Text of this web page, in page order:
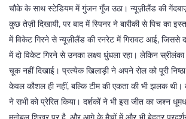
चौके के साथ स्टेडियम में गुंजन गूँज उठा। न्यूज़ीलैंड की
कुछ तेज़ी दिखायी, पर बाद में स्पिनर ने बारीकी से पिच का
में विकेट गिरने से न्यूज़ीलैंड की रनरेट में गिरावट आई, जिससे
में दो विकेट गिरने से उनका लक्ष्य धुंधला रहा। लेकिन
चूक नहीं दिखाई। प्रत्येक खिलाड़ी ने अपने रोल को पूरी
केवल कौशल ही नहीं, बल्कि टीम की एकता की भी झलक थी।
ने सभी को प्रेरित किया। दर्शकों ने भी इस जीत का जश्न